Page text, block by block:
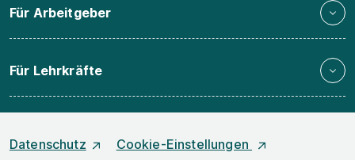
Für Arbeitgeber
Für Lehrkräfte
Datenschutz Cookie-Einstellungen